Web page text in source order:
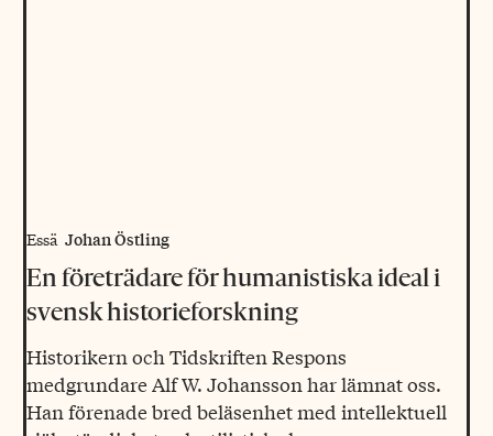
Essä Johan Östling
En företrädare för humanistiska ideal i
svensk historieforskning
Historikern och Tidskriften Respons
medgrundare Alf W. Johansson har lämnat oss.
Han förenade bred beläsenhet med intellektuell